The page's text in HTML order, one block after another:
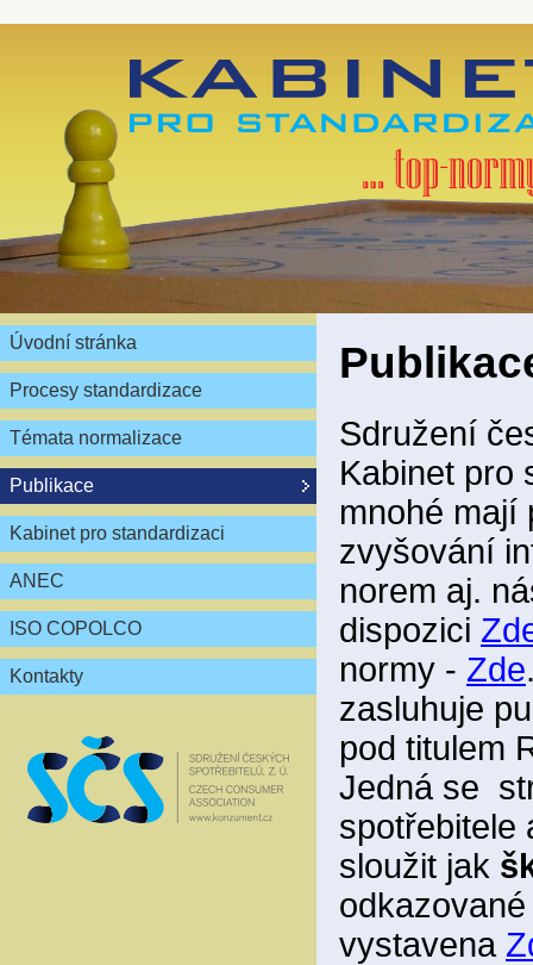
Úvodní stránka
Procesy standardizace
Témata normalizace
Publikace
Kabinet pro standardizaci
ANEC
ISO COPOLCO
Kontakty
Sdružení
Kabinet pro
mnohé mají
zvyšování
norem aj.
dispozici
normy - Zde
zasluhuje
pod titulem
Jedná se
spotřebitele
sloužit jak
vystavena